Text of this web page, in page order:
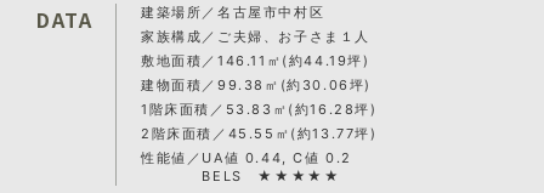
DATA 建築場所
名古屋市中村区
家族構成
ご夫婦、お子さま１人
敷地面積
146.11㎡(約44.19坪)
建物面積
99.38㎡(約30.06坪)
1階床面積
53.83㎡(約16.28坪)
2階床面積
45.55㎡(約13.77坪)
性能値
UA値 0.44, C値 0.2
BELS ★★★★★